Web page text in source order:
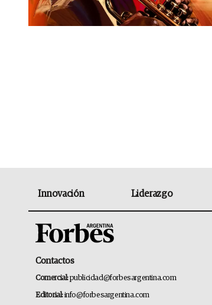
Innovación Liderazgo
Contactos
Comercial:publicidad@forbesargentina.com
Editorial:info@forbesargentina.com